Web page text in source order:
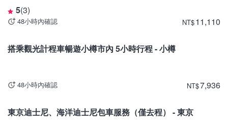
5(3)
48小時內確認 NT$11,110
搭乘觀光計程車暢遊小樽市內 5小時行程 - 小樽
48小時內確認 NT$7,936
東京迪士尼、海洋迪士尼包車服務（僅去程） - 東京